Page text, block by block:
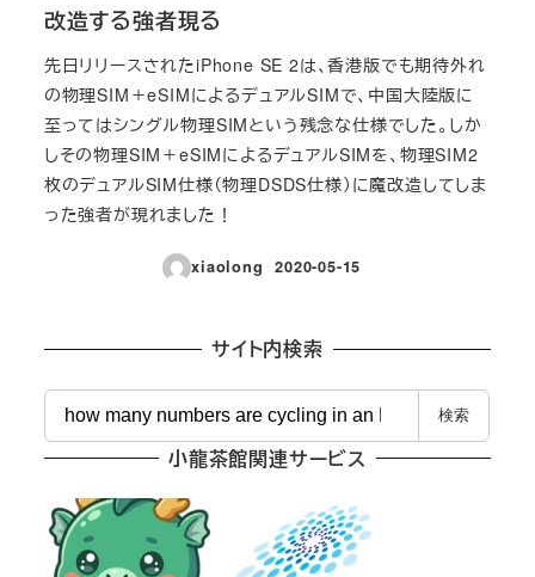
改造する強者現る
先日リリースされたiPhone SE 2は、香港版でも期待外れ
の物理SIM＋eSIMによるデュアルSIMで、中国大陸版に
至ってはシングル物理SIMという残念な仕様でした。しか
しその物理SIM＋eSIMによるデュアルSIMを、物理SIM2
枚のデュアルSIM仕様（物理DSDS仕様）に魔改造してしま
った強者が現れました！
xiaolong
投稿日
2020-05-15
サイト内検索
検
索
検索
小龍茶館関連サービス